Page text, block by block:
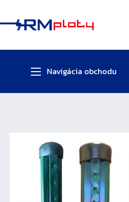
Navigácia obchodu